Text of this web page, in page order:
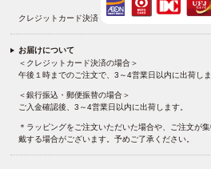
クレジットカード決済
お届けについて
＜クレジットカード決済の場合＞
午後１時までのご注文で、3～4営業日以内に出荷しま
＜銀行振込・郵便振替の場合＞
ご入金確認後、3～4営業日以内に出荷します。
＊ラッピングをご注文いただいた場合や、ご注文が
戴する場合がございます。予めご了承ください。